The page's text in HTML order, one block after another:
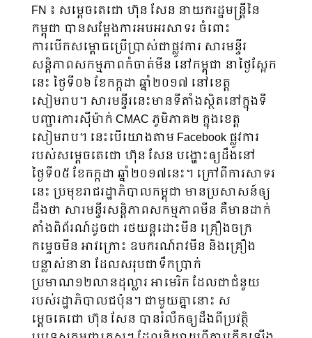
FN ៖ សម្តេចតេជោ ហ៊ុន សែន នាយករដ្ឋមន្រ្តីនៃ
កម្ពុជា បានសម្តែងការអបអរសាទរ ចំពោះ
ការបើកសម្ពោធប្រើប្រាស់ជាផ្លូវការ សារមន្ទីរ
សន្តិភាពសកម្មភាពកំចាត់មីន នៅកម្ពុជា នាថ្ងៃស្អែក
នេះ ថ្ងៃទី០៦ ខែកក្កដា ឆ្នាំ២០១៧ នៅខេត្ត
សៀមរាប។ សារមន្ទីរនេះមានទីតាំងស្ថិតនៅក្នុងទី
បញ្ជារការស៊ីម៉ាក់ CMAC ភូមិភាគ២ ក្នុងខេត្ត
សៀមរាប។ នេះបើយោងតាម Facebook ផ្លូវការ
របស់សម្តេចតេជោ ហ៊ុន សែន បង្ហោះឲ្យដឹងនៅ
ថ្ងៃទី០៥ ខែកក្កដា ឆ្នាំ២០១៧នេះ។ ក្រៅពីការសាទរ
នេះ ប្រមុខរាជរដ្ឋាភិបាលកម្ពុជា មានប្រសាសន៍ឲ្យ
ដឹងថា សារមន្ទីរសន្តិភាពសកម្មភាពមីន គឺមានដាក់
តាំងពិព័រណ៍ដូចជា រថយន្តដោះមីន គ្រឿងចក្រ
កម្ទេចមីន អាវក្រោះ ឧបករណ៍រាវមីន និងគ្រឿង
បន្លាស់នានា ដែលសរុបជាទឹកប្រាក់
ប្រមាណ១២លានដុល្លារ អាមេរិក ដែលជាជំនួយ
របស់រដ្ឋាភិបាលជប៉ុន។ ជាមួយគ្នានោះ ស
ម្តេចតេជោ ហ៊ុន សែន បានរំលឹកឲ្យដឹងពីប្រវត្ថិ